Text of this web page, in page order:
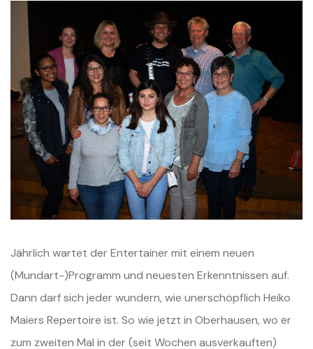
Jährlich wartet der Entertainer mit einem neuen
(Mundart-)Programm und neuesten Erkenntnissen auf.
Dann darf sich jeder wundern, wie unerschöpflich Heiko
Maiers Repertoire ist. So wie jetzt in Oberhausen, wo er
zum zweiten Mal in der (seit Wochen ausverkauften)